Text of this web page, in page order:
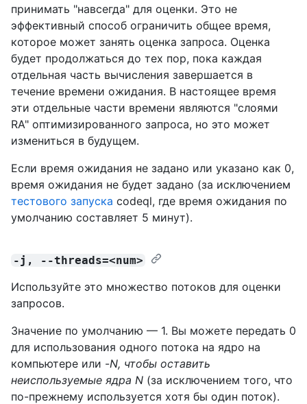
принимать "навсегда" для оценки. Это не
эффективный способ ограничить общее время,
которое может занять оценка запроса. Оценка
будет продолжаться до тех пор, пока каждая
отдельная часть вычисления завершается в
течение времени ожидания. В настоящее время
эти отдельные части времени являются "слоями
RA" оптимизированного запроса, но это может
измениться в будущем.
Если время ожидания не задано или указано как 0,
время ожидания не будет задано (за исключением
тестового запуска codeql, где время ожидания по
умолчанию составляет 5 минут).
-j, --threads=<num>
Используйте это множество потоков для оценки
запросов.
Значение по умолчанию — 1. Вы можете передать 0
для использования одного потока на ядро на
компьютере или -N, чтобы оставить
неиспользуемые ядра N (за исключением того, что
по-прежнему используется хотя бы один поток).